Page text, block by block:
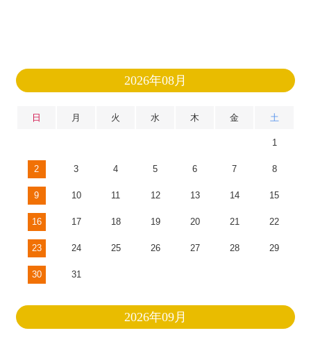
2026年08月
日 月 火 水 木 金 土
1
2 3 4 5 6 7 8
9 10 11 12 13 14 15
16 17 18 19 20 21 22
23 24 25 26 27 28 29
30 31
2026年09月